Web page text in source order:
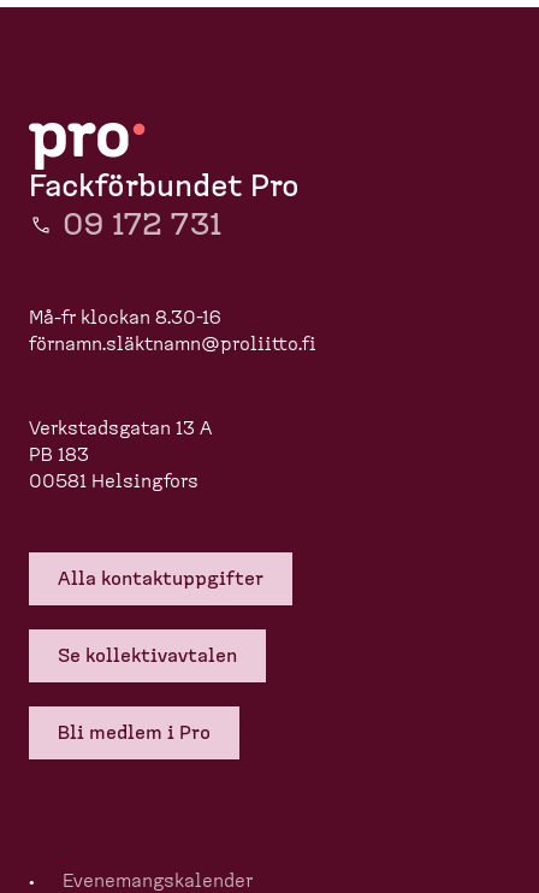
Fackförbundet Pro
09 172 731
Må-fr klockan 8.30-16
förnamn.släktnamn@proliitto.fi
Verkstadsgatan 13 A
PB 183
00581 Helsingfors
Alla kontakt­upp­gifter
Se kollek­tivavtalen
Bli medlem i Pro
Evenemangska­lender